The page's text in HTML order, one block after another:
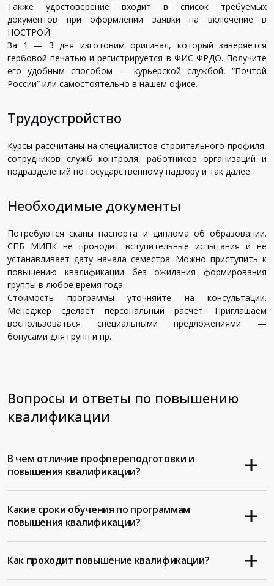
Также удостоверение входит в список требуемых
документов при оформлении заявки на включение в
НОСТРОЙ.
За 1 — 3 дня изготовим оригинал, который заверяется
гербовой печатью и регистрируется в ФИС ФРДО. Получите
его удобным способом — курьерской службой, “Почтой
России” или самостоятельно в нашем офисе.
Трудоустройство
Курсы рассчитаны на специалистов строительного профиля,
сотрудников служб контроля, работников организаций и
подразделений по государственному надзору и так далее.
Необходимые документы
Потребуются сканы паспорта и диплома об образовании.
СПБ МИПК не проводит вступительные испытания и не
устанавливает дату начала семестра. Можно приступить к
повышению квалификации без ожидания формирования
группы в любое время года.
Стоимость программы уточняйте на консультации.
Менеджер сделает персональный расчет. Приглашаем
воспользоваться специальными предложениями —
бонусами для групп и пр.
Вопросы и ответы по повышению
квалификации
В чем отличие профпереподготовки и
повышения квалификации?
Какие сроки обучения по программам
повышения квалификации?
Как проходит повышение квалификации?